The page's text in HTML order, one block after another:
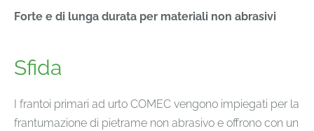
Forte e di lunga durata per materiali non abrasivi
Sfida
I frantoi primari ad urto COMEC vengono impiegati per la
frantumazione di pietrame non abrasivo e offrono con un